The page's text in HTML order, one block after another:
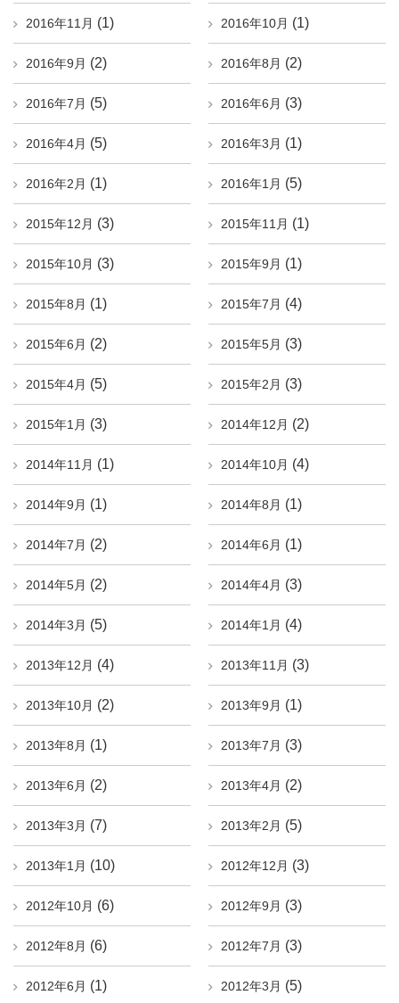
2016年11月 (1) 2016年10月 (1)
2016年9月 (2) 2016年8月 (2)
2016年7月 (5) 2016年6月 (3)
2016年4月 (5) 2016年3月 (1)
2016年2月 (1) 2016年1月 (5)
2015年12月 (3) 2015年11月 (1)
2015年10月 (3) 2015年9月 (1)
2015年8月 (1) 2015年7月 (4)
2015年6月 (2) 2015年5月 (3)
2015年4月 (5) 2015年2月 (3)
2015年1月 (3) 2014年12月 (2)
2014年11月 (1) 2014年10月 (4)
2014年9月 (1) 2014年8月 (1)
2014年7月 (2) 2014年6月 (1)
2014年5月 (2) 2014年4月 (3)
2014年3月 (5) 2014年1月 (4)
2013年12月 (4) 2013年11月 (3)
2013年10月 (2) 2013年9月 (1)
2013年8月 (1) 2013年7月 (3)
2013年6月 (2) 2013年4月 (2)
2013年3月 (7) 2013年2月 (5)
2013年1月 (10) 2012年12月 (3)
2012年10月 (6) 2012年9月 (3)
2012年8月 (6) 2012年7月 (3)
2012年6月 (1) 2012年3月 (5)